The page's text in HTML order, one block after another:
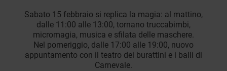
Sabato 15 febbraio si replica la magia: al mattino,
dalle 11:00 alle 13:00, tornano truccabimbi,
micromagia, musica e sfilata delle maschere.
Nel pomeriggio, dalle 17:00 alle 19:00, nuovo
appuntamento con il teatro dei burattini e i balli di
Carnevale.